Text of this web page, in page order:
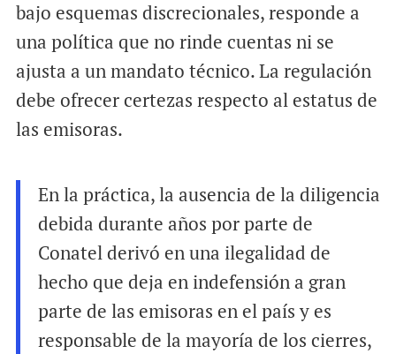
bajo esquemas discrecionales, responde a
una política que no rinde cuentas ni se
ajusta a un mandato técnico. La regulación
debe ofrecer certezas respecto al estatus de
las emisoras.
En la práctica, la ausencia de la diligencia
debida durante años por parte de
Conatel derivó en una ilegalidad de
hecho que deja en indefensión a gran
parte de las emisoras en el país y es
responsable de la mayoría de los cierres,